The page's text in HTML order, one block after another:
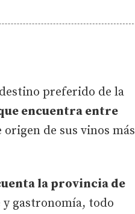
preferido de la
encuentra entre
de sus vinos más
la provincia de
gastronomía, todo